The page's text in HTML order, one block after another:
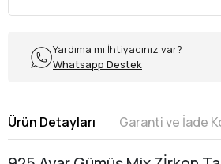
Yardıma mı İhtiyacınız var?
Whatsapp Destek
Ürün Detayları Garanti ve İade